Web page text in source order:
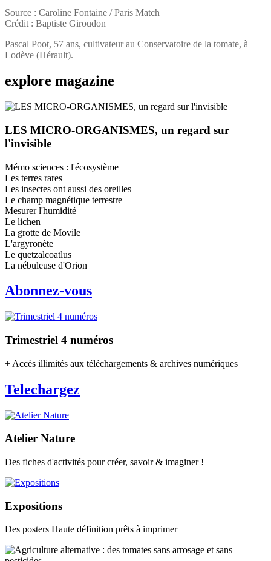
Source : Caroline Fontaine / Paris Match
Crédit : Baptiste Giroudon
Pascal Poot, 57 ans, cultivateur au Conservatoire de la tomate, à
Lodève (Hérault).
explore magazine
LES MICRO-ORGANISMES, un regard sur
l'invisible
Mémo sciences : l'écosystème
Les terres rares
Les insectes ont aussi des oreilles
Le champ magnétique terrestre
Mesurer l'humidité
Le lichen
La grotte de Movile
L'argyronète
Le quetzalcoatlus
La nébuleuse d'Orion
Abonnez-vous
Trimestriel 4 numéros
+ Accès illimités aux téléchargements & archives numériques
Telechargez
Atelier Nature
Des fiches d'activités pour créer, savoir & imaginer !
Expositions
Des posters Haute définition prêts à imprimer